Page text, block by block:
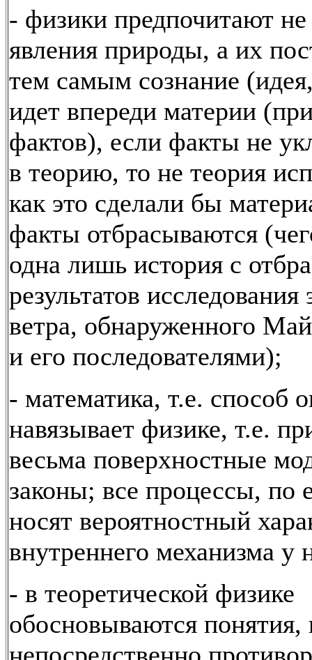
- физики предпочитают
явления природы, а их
тем самым сознание
идет впереди материи
фактов), если факты не
в теорию, то не теория
как это сделали бы
факты отбрасываются
одна лишь история с
результатов
ветра, обнаруженного
и его последователями);
- математика, т.е. способ
навязывает физике, т.е.
весьма поверхностные
законы; все процессы, по
носят вероятностный
внутреннего механизма у
- в теоретической физике
обосновываются понятия,